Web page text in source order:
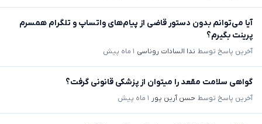
آیا می‌توانم بدون دستور قاضی از پیام‌های واتساپ و تلگرام همسرم
پرینت بگیرم؟
آخرین پاسخ توسط ندا السادات روناسی ۱ ماه پیش
گواهی سلامت مقعد را میتوان از پزشکی قانونی گرفت؟
آخرین پاسخ توسط حسن آرین پور ۱ ماه پیش